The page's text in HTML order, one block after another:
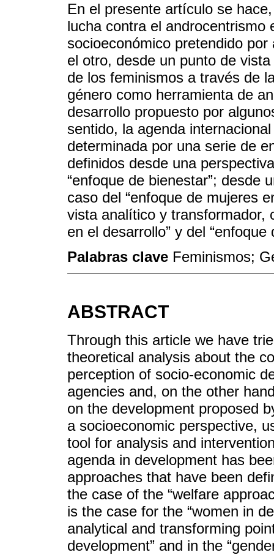
En el presente artículo se
lucha contra el androcentrismo
socioeconómico pretendido
el otro, desde un punto de
de los feminismos a través de
género como herramienta de
desarrollo propuesto por
sentido, la agenda
determinada por una serie de
definidos desde una
“enfoque de bienestar”; desde
caso del “enfoque de mujeres
vista analítico y transformador,
en el desarrollo” y del
Palabras clave Feminismos;
ABSTRACT
Through this article we have
theoretical analysis about the
perception of socio-economic
agencies and, on the other
on the development proposed
a socioeconomic perspective,
tool for analysis and
agenda in development has
approaches that have been
the case of the “welfare
is the case for the “women in
analytical and transforming
development” and in the